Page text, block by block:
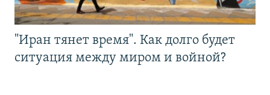
"Иран тянет время". Как долго будет
ситуация между миром и войной?